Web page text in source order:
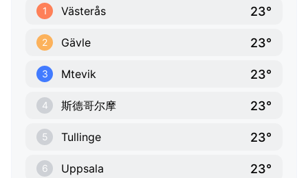
1 Västerås 23°
2 Gävle 23°
3 Mtevik 23°
4 斯德哥尔摩 23°
5 Tullinge 23°
6 Uppsala 23°